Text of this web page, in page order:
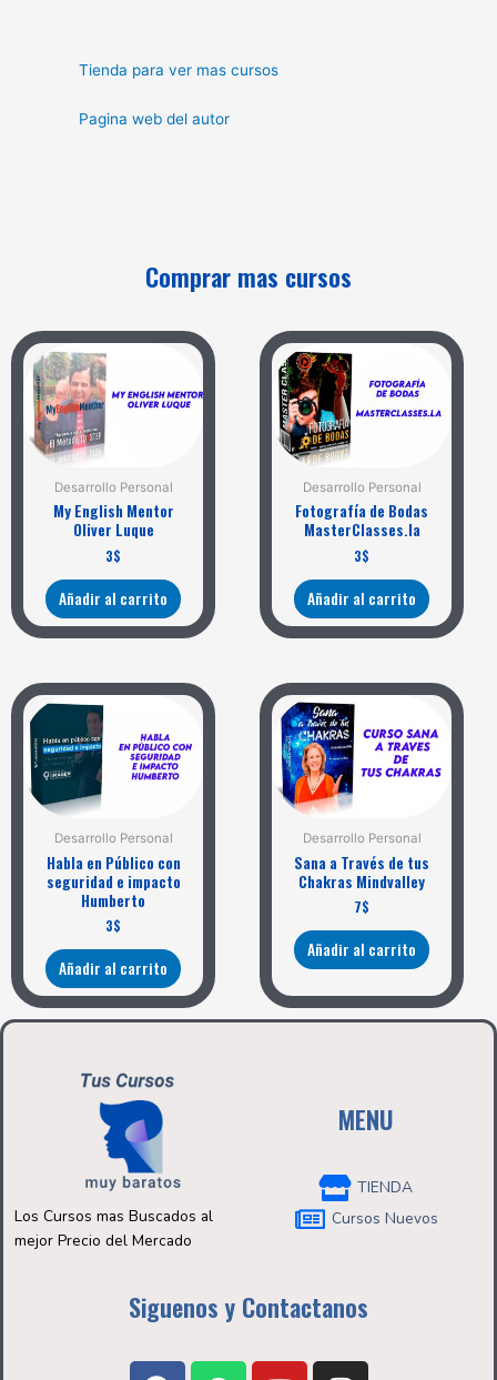
Tienda para ver mas cursos
Pagina web del autor
Comprar mas cursos
Desarrollo Personal
My English Mentor
Oliver Luque
3$
Añadir al carrito
Desarrollo Personal
Fotografía de Bodas
MasterClasses.la
3$
Añadir al carrito
Desarrollo Personal
Habla en Público con
seguridad e impacto
Humberto
3$
Añadir al carrito
Desarrollo Personal
Sana a Través de tus
Chakras Mindvalley
7$
Añadir al carrito
Los Cursos mas Buscados al
mejor Precio del Mercado
MENU
TIENDA
Cursos Nuevos
Siguenos y Contactanos